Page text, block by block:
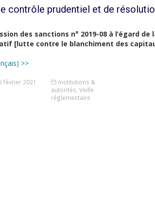
contrôle prudentiel et de
des sanctions n° 2019-08 à l’égard
[lutte contre le blanchiment des
>>
février 2021
Institutions &
autorités Veille
réglementaire